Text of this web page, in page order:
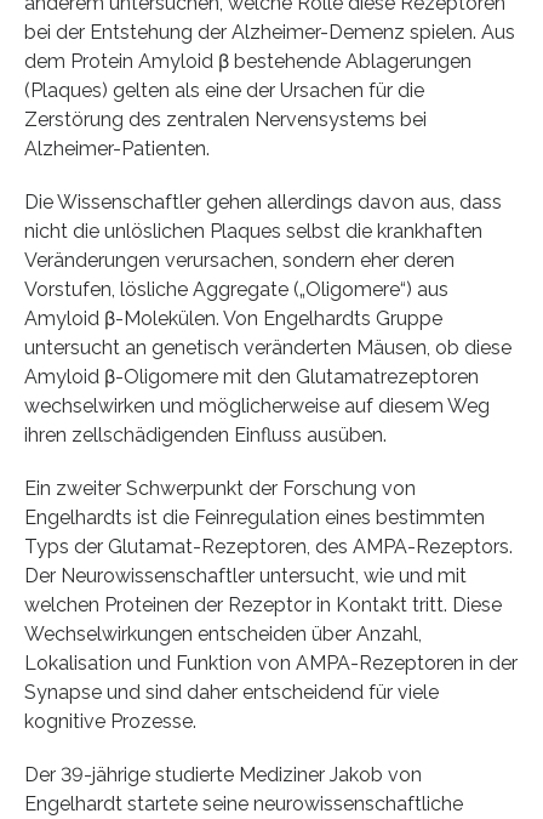
bei der Entstehung der Alzheimer-Demenz spielen. Aus
dem Protein Amyloid β bestehende Ablagerungen
(Plaques) gelten als eine der Ursachen für die
Zerstörung des zentralen Nervensystems bei
Alzheimer-Patienten.
Die Wissenschaftler gehen allerdings davon aus, dass
nicht die unlöslichen Plaques selbst die krankhaften
Veränderungen verursachen, sondern eher deren
Vorstufen, lösliche Aggregate („Oligomere“) aus
Amyloid β-Molekülen. Von Engelhardts Gruppe
untersucht an genetisch veränderten Mäusen, ob diese
Amyloid β-Oligomere mit den Glutamatrezeptoren
wechselwirken und möglicherweise auf diesem Weg
ihren zellschädigenden Einfluss ausüben.
Ein zweiter Schwerpunkt der Forschung von
Engelhardts ist die Feinregulation eines bestimmten
Typs der Glutamat-Rezeptoren, des AMPA-Rezeptors.
Der Neurowissenschaftler untersucht, wie und mit
welchen Proteinen der Rezeptor in Kontakt tritt. Diese
Wechselwirkungen entscheiden über Anzahl,
Lokalisation und Funktion von AMPA-Rezeptoren in der
Synapse und sind daher entscheidend für viele
kognitive Prozesse.
Der 39-jährige studierte Mediziner Jakob von
Engelhardt startete seine neurowissenschaftliche